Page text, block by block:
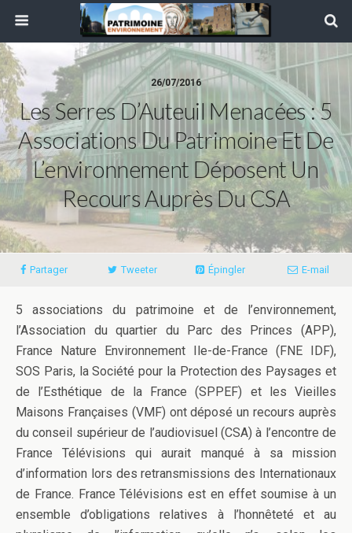
26/07/2016
Les Serres D’Auteuil Menacées : 5
Associations Du Patrimoine Et De
L’environnement Déposent Un
Recours Auprès Du CSA
Partager Tweeter Épingler E-mail
5 associations du patrimoine et de l’environnement,
l’Association du quartier du Parc des Princes (APP),
France Nature Environnement Ile-de-France (FNE IDF),
SOS Paris, la Société pour la Protection des Paysages et
de l’Esthétique de la France (SPPEF) et les Vieilles
Maisons Françaises (VMF) ont déposé un recours auprès
du conseil supérieur de l’audiovisuel (CSA) à l’encontre de
France Télévisions qui aurait manqué à sa mission
d’information lors des retransmissions des Internationaux
de France. France Télévisions est en effet soumise à un
ensemble d’obligations relatives à l’honnêteté et au